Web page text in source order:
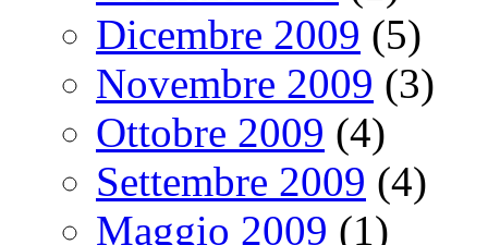
Dicembre 2009 (5)
Novembre 2009 (3)
Ottobre 2009 (4)
Settembre 2009 (4)
Maggio 2009 (1)